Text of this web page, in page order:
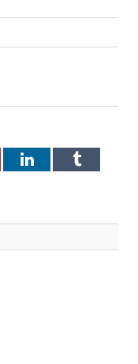
LinkedInTumblr